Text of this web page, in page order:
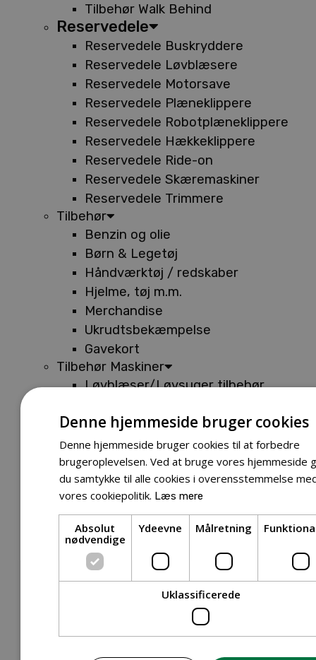
Tilbehør Walk Behind
Reservedele
Reservedele Buskryddere
Reservedele Løvblæsere
Reservedele Motorsave
Reservedele Plæneklippere
Reservedele Robotplæneklippere
Reservedele Hækkeklippere
Reservedele Ride-on
Reservedele Skæremaskiner
Reservedele Trimmere
Tilbehør
Benzin og olie
Børn & Legetøj
Håndværktøj / redskaber
Hjelme, tøj m.m.
Merchandise
Ukrudtsbekæmpelse
Gavekort
Tilbehør Maskiner
Løvblæser/Løvsuger tilbehør
Tilbehør Buskryddere og Trimmere
Tilbehør Entreprenørudstyr
Tilbehør Havetraktor
Tilbehør Hækkeklippere
Tilbehør Motorsav
Tilbehør Kæder
Tilbehør Sværd
Tilbehør Rengøringsmaskiner
Tilbehør Robotplæneklipper
Tilbehør Walk Behind
Denne hjemmeside bruger cookies
Denne hjemmeside bruger cookies til at forbedre
brugeroplevelsen. Ved at bruge vores hjemmeside
du samtykke til alle cookies i overensstemmelse
vores cookiepolitik. Læs mere
Absolut
nødvendige
Ydeevne Målretning
Uklassificerede